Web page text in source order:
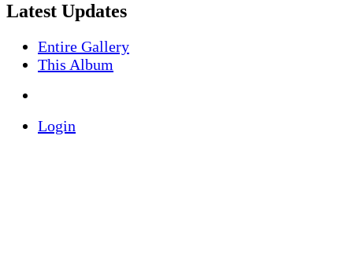
Latest Updates
Entire Gallery
This Album
Login